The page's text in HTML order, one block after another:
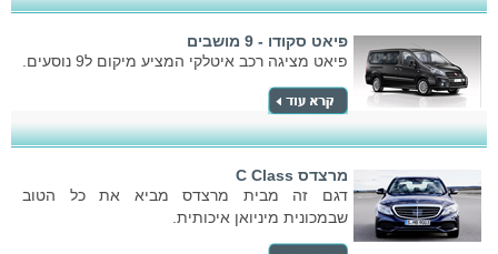
פיאט סקודו - 9 מושבים
פיאט מציגה רכב איטלקי המציע מיקום ל9 נוסעים.
מרצדס C Class
דגם זה מבית מרצדס מביא את כל הטוב
שבמכונית מיניואן איכותית.